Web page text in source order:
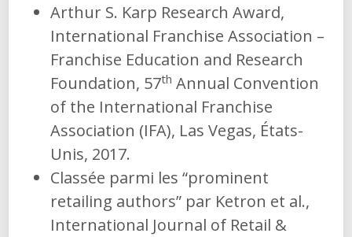
Arthur S. Karp Research Award,
International Franchise Association –
Franchise Education and Research
Foundation, 57th Annual Convention
of the International Franchise
Association (IFA), Las Vegas, États-
Unis, 2017.
Classée parmi les “prominent
retailing authors” par Ketron et al.,
International Journal of Retail &